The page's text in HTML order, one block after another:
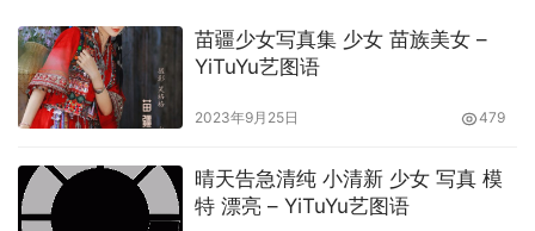
苗疆少女写真集 少女 苗族美女 –
YiTuYu艺图语
2023年9月25日 479
晴天告急清纯 小清新 少女 写真 模
特 漂亮 – YiTuYu艺图语